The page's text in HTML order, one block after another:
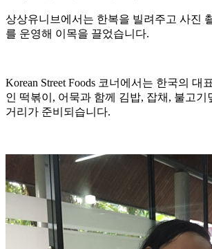
상상유니브에서는 한복을 빌려주고 사진
를 운영해 이목을 끌었습니다.
Korean Street Foods 코너에서는 한국의 대
인 떡볶이, 어묵과 함께 김밥, 잡채, 불고기
거리가 준비되습니다.